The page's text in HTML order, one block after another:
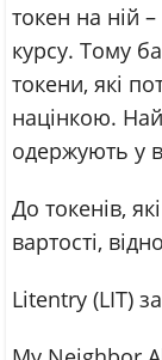
токен на ній
курсу. Тому
токени, які
націнкою.
одержують у
До токенів,
вартості,
Litentry (LIT)